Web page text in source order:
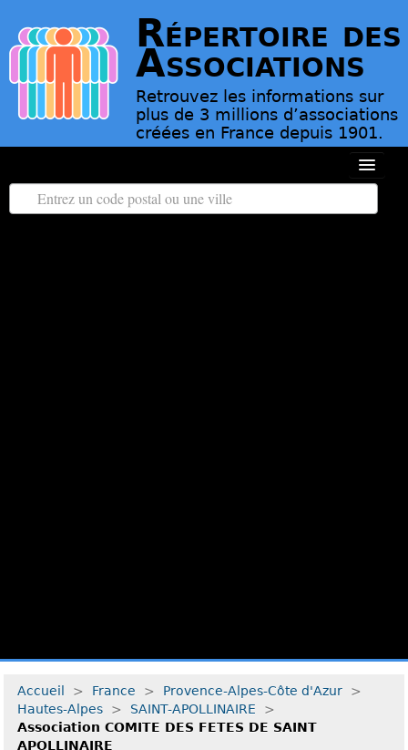
Répertoire des
Associations
Retrouvez les informations sur
plus de 3 millions d’associations
créées en France depuis 1901.
Accueil > France > Provence-Alpes-Côte d'Azur
>
Hautes-Alpes
> SAINT-APOLLINAIRE
>
Association COMITE DES FETES DE SAINT
APOLLINAIRE